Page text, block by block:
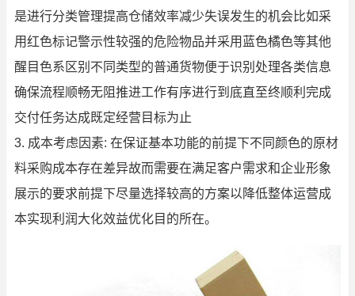
是进行分类管理提高仓储效率减少失误发生的机会比如采
用红色标记警示性较强的危险物品并采用蓝色橘色等其他
醒目色系区别不同类型的普通货物便于识别处理各类信息
确保流程顺畅无阻推进工作有序进行到底直至终顺利完成
交付任务达成既定经营目标为止
3. 成本考虑因素: 在保证基本功能的前提下不同颜色的原材
料采购成本存在差异故而需要在满足客户需求和企业形象
展示的要求前提下尽量选择较高的方案以降低整体运营成
本实现利润大化效益优化目的所在。